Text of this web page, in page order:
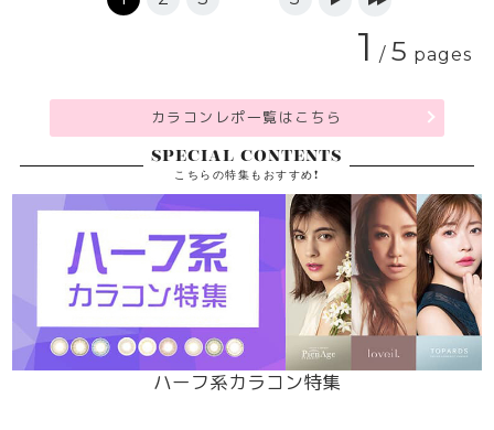
1 / 5 pages
カラコンレポ一覧はこちら
SPECIAL CONTENTS
こちらの特集もおすすめ!
ハーフ系カラコン特集